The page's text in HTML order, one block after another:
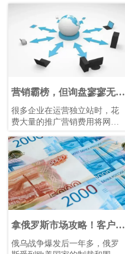
是通过在搜索引擎输入关键词
来寻找意向商品，因此产品标
题与搜索流量也是密切相关。
营销霸榜，但询盘寥寥无
几？这几个细节你可得注意
了！
很多企业在运营独立站时，花
费大量的推广营销费用将网站
询盘却没有几封。SEM、SEO
固然是独立站运营中非常重要
的一环，但是如果在网站板块
出了问题，一样会达不到转化
的效果。
拿俄罗斯市场攻略！客户开
发快人一步！
俄乌战争爆发后一年多，俄罗